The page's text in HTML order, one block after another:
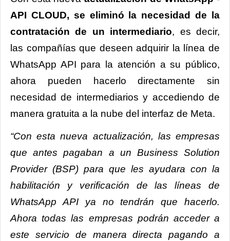
API CLOUD, se eliminó la necesidad de la
contratación de un intermediario, es decir,
las compañías que deseen adquirir la línea de
WhatsApp API para la atención a su público,
ahora pueden hacerlo directamente sin
necesidad de intermediarios y accediendo de
manera gratuita a la nube del interfaz de Meta.
“Con esta nueva actualización, las empresas
que antes pagaban a un Business Solution
Provider (BSP) para que les ayudara con la
habilitación y verificación de las líneas de
WhatsApp API ya no tendrán que hacerlo.
Ahora todas las empresas podrán acceder a
este servicio de manera directa pagando a